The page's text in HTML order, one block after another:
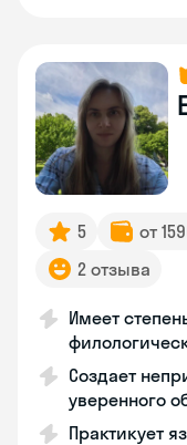
5 от
2 отзыва
Имеет
Создает
уверенного
Практикует